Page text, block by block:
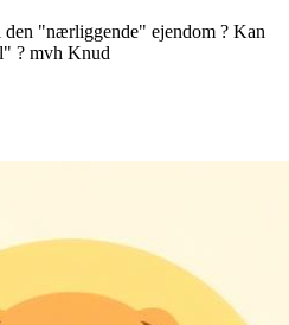
"nærliggende" ejendom ? Kan
? mvh Knud